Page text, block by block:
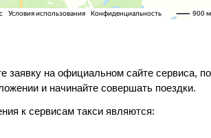
заявку на официальном сайте сервиса,
и начинайте совершать поездки.
к сервисам такси являются: